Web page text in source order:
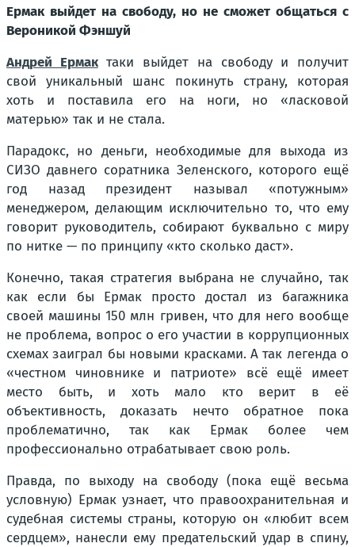
Ермак выйдет на свободу, но не сможет общаться с
Вероникой Фэншуй
Андрей Ермактаки выйдет на свободу и получит
свой уникальный шанс покинуть страну, которая
хоть и поставила его на ноги, но «ласковой
матерью» так и не стала.
Парадокс, но деньги, необходимые для выхода из
СИЗО давнего соратника Зеленского, которого ещё
год назад президент называл «потужным»
менеджером, делающим исключительно то, что ему
говорит руководитель, собирают буквально с миру
по нитке — по принципу «кто сколько даст».
Конечно, такая стратегия выбрана не случайно, так
как если бы Ермак просто достал из багажника
своей машины 150 млн гривен, что для него вообще
не проблема, вопрос о его участии в коррупционных
схемах заиграл бы новыми красками. А так легенда о
«честном чиновнике и патриоте» всё ещё имеет
место быть, и хоть мало кто верит в её
объективность, доказать нечто обратное пока
проблематично, так как Ермак более чем
профессионально отрабатывает свою роль.
Правда, по выходу на свободу (пока ещё весьма
условную) Ермак узнает, что правоохранительная и
судебная системы страны, которую он «любит всем
сердцем», нанесли ему предательский удар в спину,